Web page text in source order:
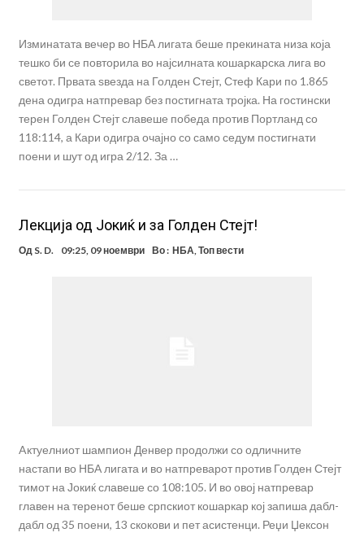
Изминатата вечер во НБА лигата беше прекината низа која
тешко би се повторила во најсилната кошаркарска лига во
светот. Првата ѕвезда на Голден Стејт, Стеф Кари по 1.865
дена одигра натпревар без постигната тројка. На гостински
терен Голден Стејт славеше победа против Портланд со
118:114, а Кари одигра очајно со само седум постигнати
поени и шут од игра 2/12. За …
Лекција од Јокиќ и за Голден Стејт!
Од S. D. 09:25, 09 ноември Во : НБА,Топ вести
Aктуелниот шампион Денвер продолжи со одличните
настапи во НБА лигата и во натпреварот против Голден Стејт
тимот на Јокиќ славеше со 108:105. И во овој натпревар
главен на теренот беше српскиот кошаркар кој запиша дабл-
дабл од 35 поени, 13 скокови и пет асистенци. Реџи Џексон